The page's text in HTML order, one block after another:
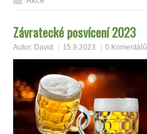
Závratecké posvícení 2023
Autor: David 15.9.2023 0 Komentářů